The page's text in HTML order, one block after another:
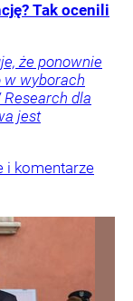
Tak ocenili
że ponownie
w wyborach
dla
jest
i komentarze